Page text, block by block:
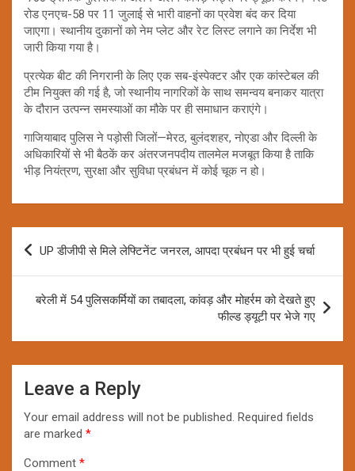
रोड एनएच-58 पर 11 जुलाई से भारी वाहनों का प्रवेश बंद कर दिया
जाएगा। स्थानीय दुकानों को नेम प्लेट और रेट लिस्ट लगाने का निर्देश भी
जारी किया गया है।
प्रत्येक बीट की निगरानी के लिए एक सब-इंस्पेक्टर और एक कांस्टेबल की
टीम नियुक्त की गई है, जो स्थानीय नागरिकों के साथ समन्वय बनाकर यात्रा
के दौरान उत्पन्न समस्याओं का मौके पर ही समाधान कराएंगे।
गाजियाबाद पुलिस ने पड़ोसी जिलों—मेरठ, बुलंदशहर, नोएडा और दिल्ली के
अधिकारियों से भी बैठकें कर अंतरजनपदीय तालमेल मजबूत किया है ताकि
भीड़ नियंत्रण, सुरक्षा और सुविधा प्रबंधन में कोई चूक न हो।
Post
UP डीजीपी से मिले लेफ्टिनेंट जनरल, आपदा प्रबंधन पर भी हुई चर्चा
बरेली में 54 पुलिसकर्मियों का तबादला, कांवड़ और मोहर्रम को देखते हुए
फील्ड ड्यूटी पर भेजे गए
Leave a Reply
Your email address will not be published. Required fields
are marked *
Comment *